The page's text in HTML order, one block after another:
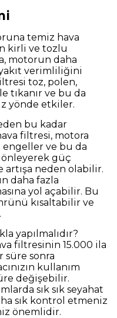
temiz hava
kirli ve tozlu
motorun daha
verimliliğini
toz, polen,
tıkanır ve bu da
yönde etkiler.
bu kadar
filtresi, motora
ve bu da
önleyerek güç
artışa neden olabilir.
daha fazla
yol açabilir. Bu
kısaltabilir ve
yapılmalıdır?
filtresinin 15.000 ila
süre sonra
kullanım
değişebilir.
sık sık seyahat
sık kontrol etmeniz
önemlidir.